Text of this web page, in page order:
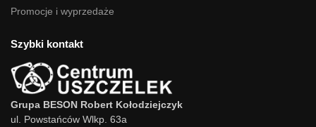
Promocje i wyprzedaże
Szybki kontakt
Grupa BESON Robert Kołodziejczyk
ul. Powstańców Wlkp. 63a